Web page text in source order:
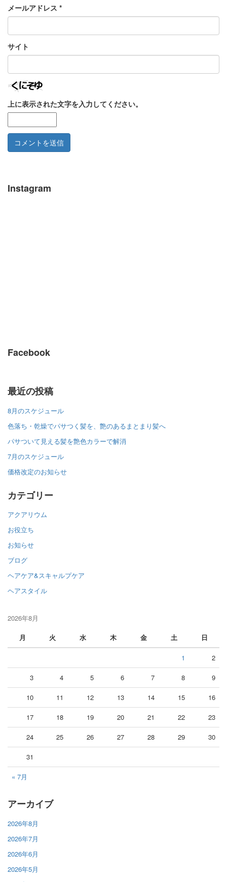
メールアドレス *
サイト
上に表示された文字を入力してください。
Instagram
Facebook
最近の投稿
8月のスケジュール
色落ち・乾燥でパサつく髪を、艶のあるまとまり髪へ
パサついて見える髪を艶色カラーで解消
7月のスケジュール
価格改定のお知らせ
カテゴリー
アクアリウム
お役立ち
お知らせ
ブログ
ヘアケア&スキャルプケア
ヘアスタイル
2026年8月
月
火 水 木 金 土 日
« 7月
1 2
3 4 5 6 7 8 9
10 11 12 13 14 15 16
17 18 19 20 21 22 23
24 25 26 27 28 29 30
31
アーカイブ
2026年8月
2026年7月
2026年6月
2026年5月